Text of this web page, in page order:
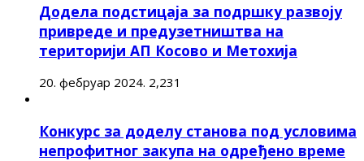
Додела подстицаја за подршку развоју
привреде и предузетништва на
територији АП Косово и Метохија
20. фебруар 2024. 2,231
Конкурс за доделу станова под условима
непрофитног закупа на одређено време